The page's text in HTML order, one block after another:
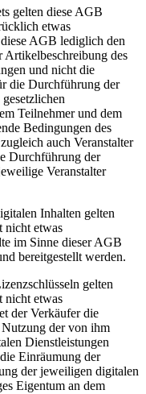
gelten diese AGB
etwas
AGB lediglich den
des
und nicht die
die Durchführung der
Teilnehmer und dem
Bedingungen des
auch Veranstalter
Durchführung der
Veranstalter
Inhalten gelten
nicht etwas
im Sinne dieser AGB
bereitgestellt werden.
gelten
nicht etwas
der Verkäufer die
der von ihm
Dienstleistungen
Einräumung der
der jeweiligen digitalen
Eigentum an dem